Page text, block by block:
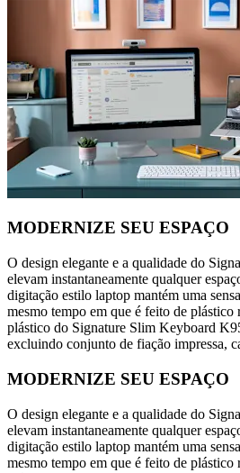
MODERNIZE SEU ESPAÇO
O design elegante e a qualidade do
elevam instantaneamente qualquer
digitação estilo laptop mantém uma
mesmo tempo em que é feito de
plástico do Signature Slim Keyboard
excluindo conjunto de fiação impressa,
MODERNIZE SEU ESPAÇO
O design elegante e a qualidade do
elevam instantaneamente qualquer
digitação estilo laptop mantém uma
mesmo tempo em que é feito de